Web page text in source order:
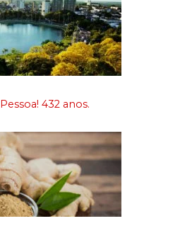
432 anos.